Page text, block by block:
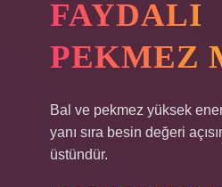
FAYDALI
PEKMEZ
Bal ve pekmez yüksek
yanı sıra besin değeri
üstündür.